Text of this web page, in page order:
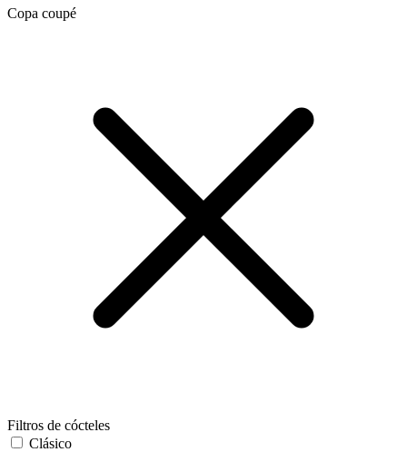
Copa coupé
Filtros de cócteles
Clásico